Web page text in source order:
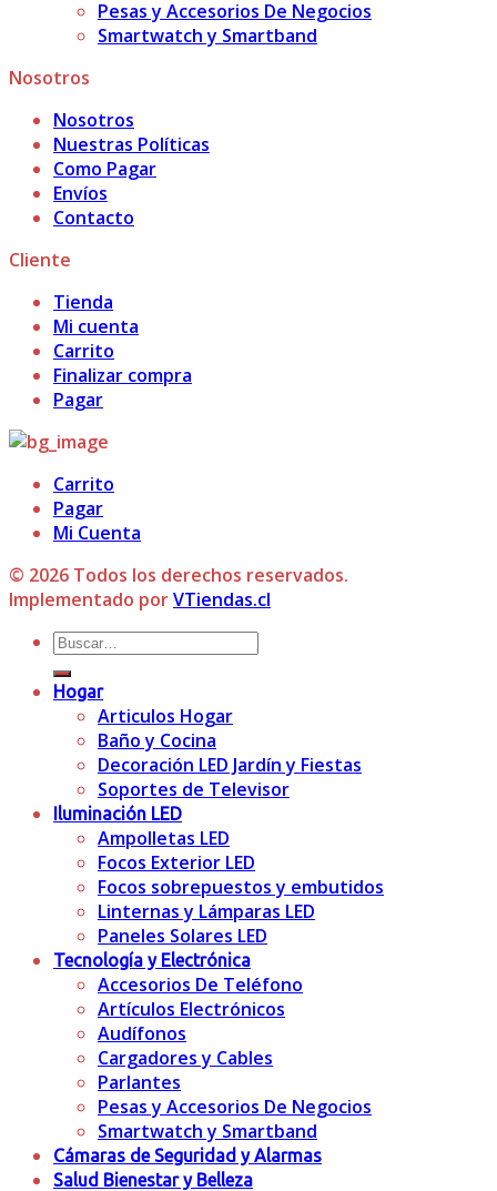
Pesas y Accesorios De Negocios
Smartwatch y Smartband
Nosotros
Nosotros
Nuestras Políticas
Como Pagar
Envíos
Contacto
Cliente
Tienda
Mi cuenta
Carrito
Finalizar compra
Pagar
Carrito
Pagar
Mi Cuenta
© 2026 Todos los derechos reservados.
Implementado porVTiendas.cl
Buscar
por:
Hogar
Articulos Hogar
Baño y Cocina
Decoración LED Jardín y Fiestas
Soportes de Televisor
Iluminación LED
Ampolletas LED
Focos Exterior LED
Focos sobrepuestos y embutidos
Linternas y Lámparas LED
Paneles Solares LED
Tecnología y Electrónica
Accesorios De Teléfono
Artículos Electrónicos
Audífonos
Cargadores y Cables
Parlantes
Pesas y Accesorios De Negocios
Smartwatch y Smartband
Cámaras de Seguridad y Alarmas
Salud Bienestar y Belleza